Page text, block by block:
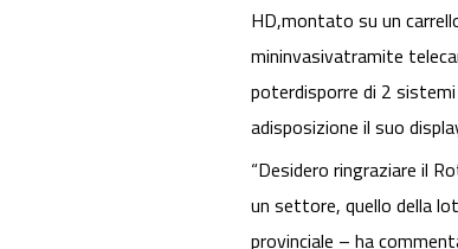
HD,montato su un
mininvasivatramite
poterdisporre di 2
adisposizione il suo
“Desidero ringraziare il
un settore, quello della
provinciale – ha